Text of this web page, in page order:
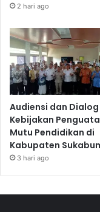
2 hari ago
Audiensi dan Dialog
Kebijakan
Mutu Pendidikan di
Kabupaten
3 hari ago